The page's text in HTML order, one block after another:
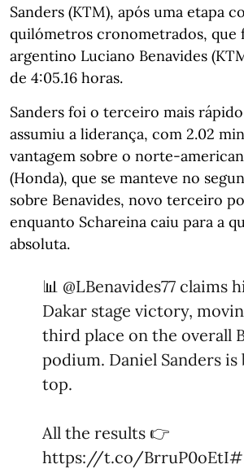
Sanders (KTM), após uma etapa
quilómetros cronometrados, que
argentino Luciano Benavides
de 4:05.16 horas.
Sanders foi o terceiro mais
assumiu a liderança, com 2.02
vantagem sobre o norte-
(Honda), que se manteve no
sobre Benavides, novo terceiro
enquanto Schareina caiu para a
absoluta.
📊 @LBenavides77 claims
Dakar stage victory,
third place on the overall
podium. Daniel Sanders is
top.
All the results 👉
https://t.co/BrruP0oEtI